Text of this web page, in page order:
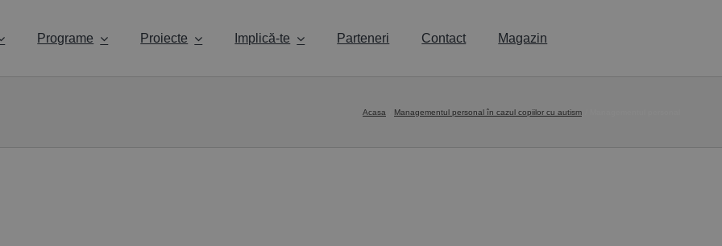
Programe Proiecte Implică-te Parteneri Contact Magazin
Acasa Managementul personal în cazul copiilor cu autism